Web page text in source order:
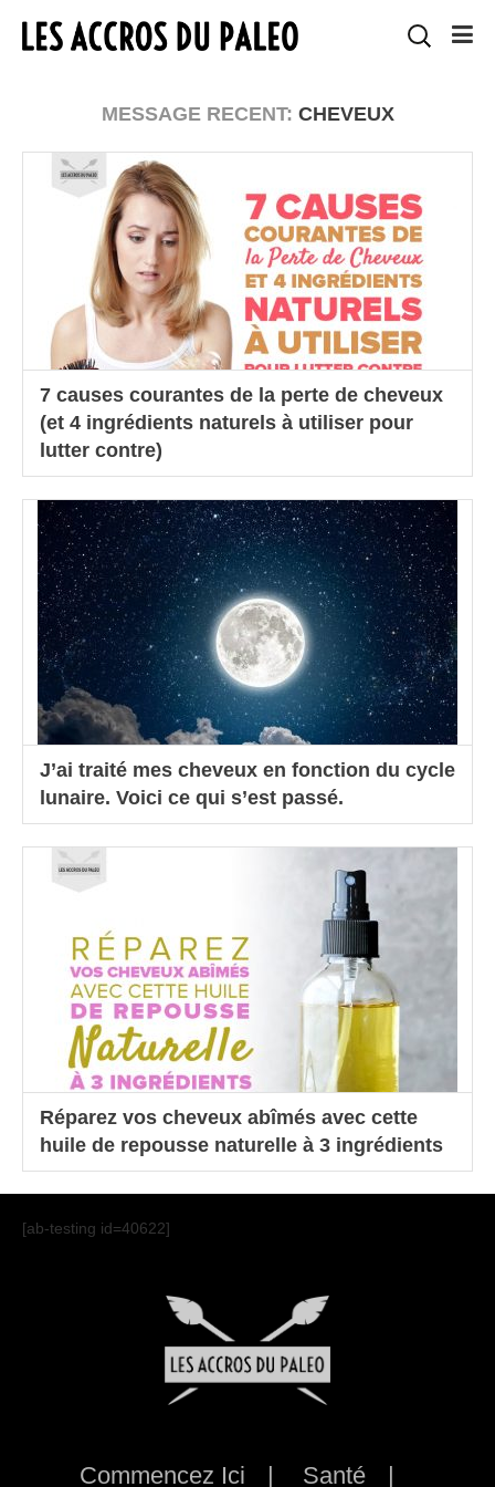
MESSAGE RECENT: CHEVEUX
7 causes courantes de la perte de cheveux
(et 4 ingrédients naturels à utiliser pour
lutter contre)
J’ai traité mes cheveux en fonction du cycle
lunaire. Voici ce qui s’est passé.
Réparez vos cheveux abîmés avec cette
huile de repousse naturelle à 3 ingrédients
[ab-testing id=40622]
Commencez Ici Santé